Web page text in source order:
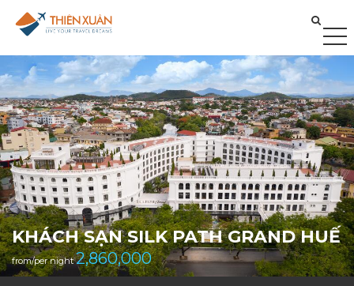
KHÁCH SẠN SILK PATH GRAND HUẾ
from/per night2,860,000